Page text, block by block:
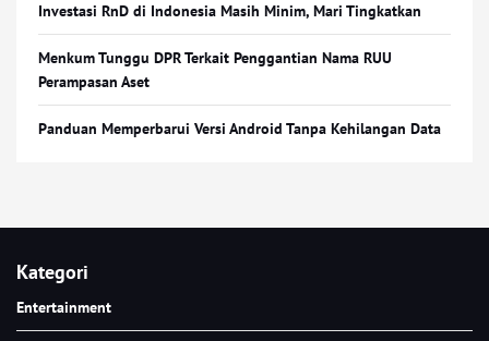
Investasi RnD di Indonesia Masih Minim, Mari Tingkatkan
Menkum Tunggu DPR Terkait Penggantian Nama RUU
Perampasan Aset
Panduan Memperbarui Versi Android Tanpa Kehilangan Data
Kategori
Entertainment